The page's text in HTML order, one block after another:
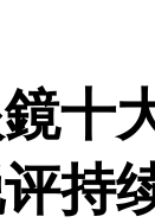
十
持